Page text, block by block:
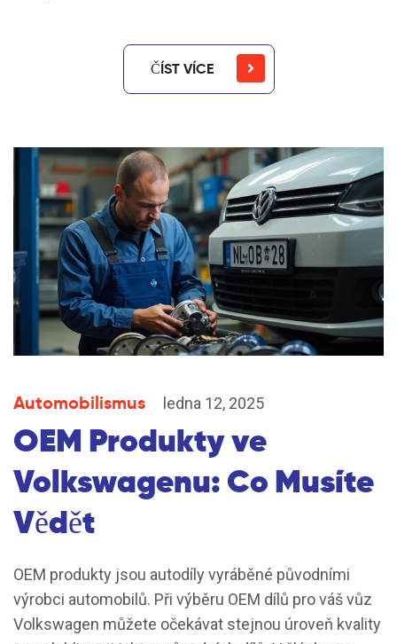
ČÍST VÍCE
Automobilismus ledna 12, 2025
OEM Produkty ve
Volkswagenu: Co Musíte
Vědět
OEM produkty jsou autodíly vyráběné původními
výrobci automobilů. Při výběru OEM dílů pro váš vůz
Volkswagen můžete očekávat stejnou úroveň kvality